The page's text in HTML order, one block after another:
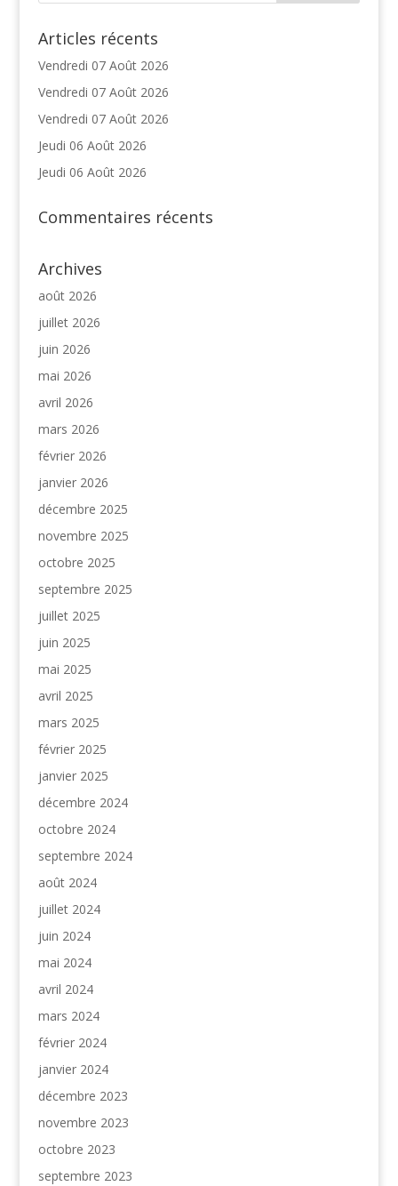
Articles récents
Vendredi 07 Août 2026
Vendredi 07 Août 2026
Vendredi 07 Août 2026
Jeudi 06 Août 2026
Jeudi 06 Août 2026
Commentaires récents
Archives
août 2026
juillet 2026
juin 2026
mai 2026
avril 2026
mars 2026
février 2026
janvier 2026
décembre 2025
novembre 2025
octobre 2025
septembre 2025
juillet 2025
juin 2025
mai 2025
avril 2025
mars 2025
février 2025
janvier 2025
décembre 2024
octobre 2024
septembre 2024
août 2024
juillet 2024
juin 2024
mai 2024
avril 2024
mars 2024
février 2024
janvier 2024
décembre 2023
novembre 2023
octobre 2023
septembre 2023